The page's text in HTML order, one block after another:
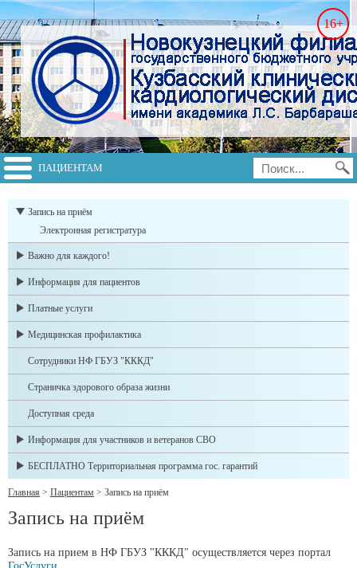
ПАЦИЕНТАМ
Запись на приём
Электронная регистратура
Важно для каждого!
Информация для пациентов
Платные услуги
Медицинская профилактика
Сотрудники НФ ГБУЗ "КККД"
Страничка здорового образа жизни
Доступная среда
Информация для участников и ветеранов СВО
БЕСПЛАТНО Территориальная программа гос. гарантий
Главная > Пациентам > Запись на приём
Запись на приём
Запись на прием в НФ ГБУЗ "КККД" осуществляется через портал
16+